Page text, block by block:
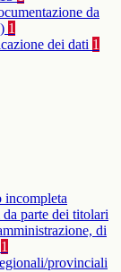
da
1
dei dati 1
incompleta
parte dei titolari
di
1
provinciali